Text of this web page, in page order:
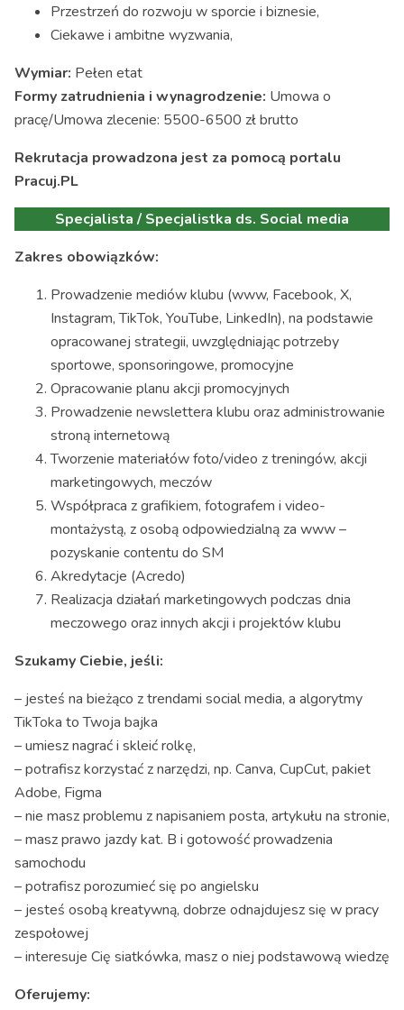
Przestrzeń do rozwoju w sporcie i biznesie,
Ciekawe i ambitne wyzwania,
Wymiar: Pełen etat
Formy zatrudnienia i wynagrodzenie: Umowa o
pracę/Umowa zlecenie: 5500-6500 zł brutto
Rekrutacja prowadzona jest za pomocą portalu
Pracuj.PL
Specjalista / Specjalistka ds. Social media
Zakres obowiązków:
Prowadzenie mediów klubu (www, Facebook, X,
Instagram, TikTok, YouTube, LinkedIn), na podstawie
opracowanej strategii, uwzględniając potrzeby
sportowe, sponsoringowe, promocyjne
Opracowanie planu akcji promocyjnych
Prowadzenie newslettera klubu oraz administrowanie
stroną internetową
Tworzenie materiałów foto/video z treningów, akcji
marketingowych, meczów
Współpraca z grafikiem, fotografem i video-
montażystą, z osobą odpowiedzialną za www –
pozyskanie contentu do SM
Akredytacje (Acredo)
Realizacja działań marketingowych podczas dnia
meczowego oraz innych akcji i projektów klubu
Szukamy Ciebie, jeśli:
– jesteś na bieżąco z trendami social media, a algorytmy
TikToka to Twoja bajka
– umiesz nagrać i skleić rolkę,
– potrafisz korzystać z narzędzi, np. Canva, CupCut, pakiet
Adobe, Figma
– nie masz problemu z napisaniem posta, artykułu na stronie,
– masz prawo jazdy kat. B i gotowość prowadzenia
samochodu
– potrafisz porozumieć się po angielsku
– jesteś osobą kreatywną, dobrze odnajdujesz się w pracy
zespołowej
– interesuje Cię siatkówka, masz o niej podstawową wiedzę
Oferujemy: